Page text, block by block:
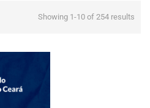
Showing 1-10 of 254 results